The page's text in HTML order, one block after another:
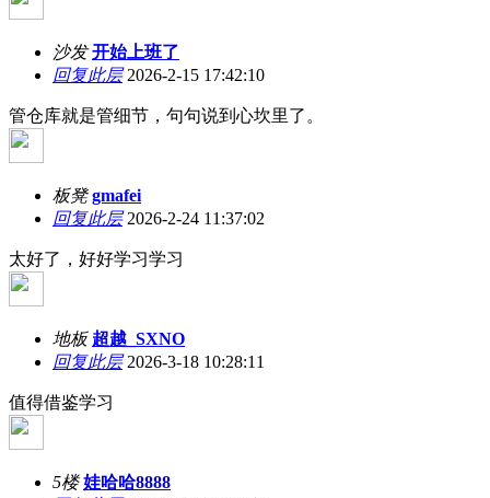
沙发 开始上班了
回复此层2026-2-15 17:42:10
管仓库就是管细节，句句说到心坎里了。
板凳 gmafei
回复此层2026-2-24 11:37:02
太好了，好好学习学习
地板 超越_SXNO
回复此层2026-3-18 10:28:11
值得借鉴学习
5楼 娃哈哈8888